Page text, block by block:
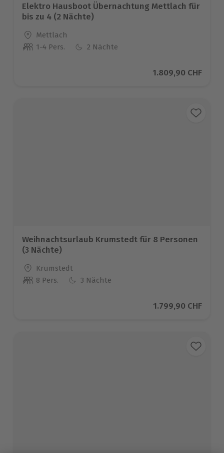
Elektro Hausboot Übernachtung Mettlach für
bis zu 4 (2 Nächte)
Standort
Mettlach
Anzahl der Teilnehmer
1-4 Pers. 2 Nächte
Aktueller Preis
1.809,90 CHF
Weihnachtsurlaub Krumstedt für 8 Personen
(3 Nächte)
Standort
Krumstedt
Anzahl der Teilnehmer
8 Pers. 3 Nächte
Aktueller Preis
1.799,90 CHF